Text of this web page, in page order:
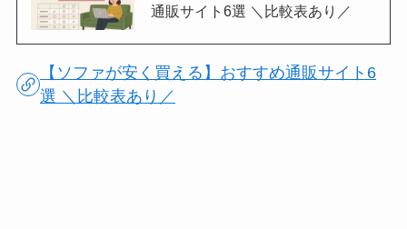
通販サイト6選 ＼比較表あり／
【ソファが安く買える】おすすめ通販サイト6
選 ＼比較表あり／